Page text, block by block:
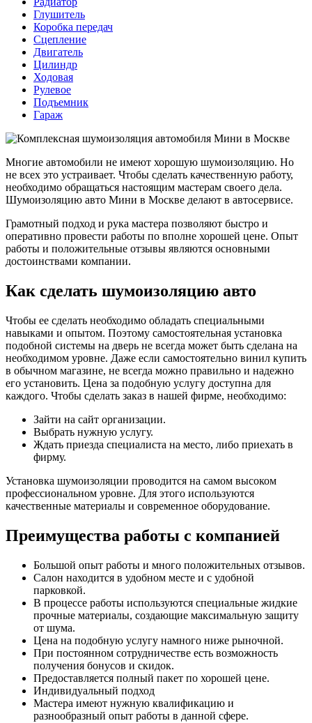
Глушитель
Коробка передач
Сцепление
Двигатель
Цилиндр
Ходовая
Рулевое
Подъемник
Гараж
Многие автомобили не имеют хорошую шумоизоляцию. Но
не всех это устраивает. Чтобы сделать качественную работу,
необходимо обращаться настоящим мастерам своего дела.
Шумоизоляцию авто Мини в Москве делают в автосервисе.
Грамотный подход и рука мастера позволяют быстро и
оперативно провести работы по вполне хорошей цене. Опыт
работы и положительные отзывы являются основными
достоинствами компании.
Как сделать шумоизоляцию авто
Чтобы ее сделать необходимо обладать специальными
навыками и опытом. Поэтому самостоятельная установка
подобной системы на дверь не всегда может быть сделана на
необходимом уровне. Даже если самостоятельно винил купить
в обычном магазине, не всегда можно правильно и надежно
его установить. Цена за подобную услугу доступна для
каждого. Чтобы сделать заказ в нашей фирме, необходимо:
Зайти на сайт организации.
Выбрать нужную услугу.
Ждать приезда специалиста на место, либо приехать в
фирму.
Установка шумоизоляции проводится на самом высоком
профессиональном уровне. Для этого используются
качественные материалы и современное оборудование.
Преимущества работы с компанией
Большой опыт работы и много положительных отзывов.
Салон находится в удобном месте и с удобной
парковкой.
В процессе работы используются специальные жидкие
прочные материалы, создающие максимальную защиту
от шума.
Цена на подобную услугу намного ниже рыночной.
При постоянном сотрудничестве есть возможность
получения бонусов и скидок.
Предоставляется полный пакет по хорошей цене.
Индивидуальный подход
Мастера имеют нужную квалификацию и
разнообразный опыт работы в данной сфере.